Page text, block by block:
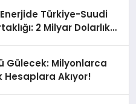
Türkiye-Suudi
2 Milyar Dolarlık
Gülecek: Milyonlarca
Hesaplara Akıyor!